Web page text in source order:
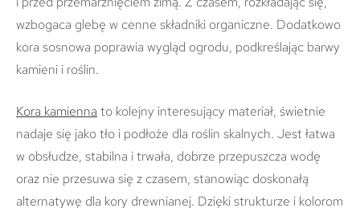
wzbogaca glebę w cenne składniki organiczne. Dodatkowo
kora sosnowa poprawia wygląd ogrodu, podkreślając barwy
kamieni i roślin.
Kora kamienna to kolejny interesujący materiał, świetnie
nadaje się jako tło i podłoże dla roślin skalnych. Jest łatwa
w obsłudze, stabilna i trwała, dobrze przepuszcza wodę
oraz nie przesuwa się z czasem, stanowiąc doskonałą
alternatywę dla kory drewnianej. Dzięki strukturze i kolorom